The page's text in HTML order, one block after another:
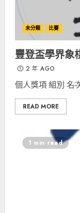
未分類 比賽
豐登盃學界象
2 年 AGO
個人獎項 組別 名
READ MORE
1 min read